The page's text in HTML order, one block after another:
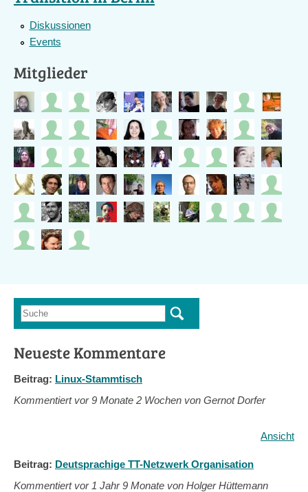
Diskussionen
Events
Mitglieder
Suchformular
Suche
Neueste Kommentare
Beitrag: Linux-Stammtisch
Kommentiert vor9 Monate 2 Wochen von Gernot Dorfer
Ansicht
Beitrag: Deutsprachige TT-Netzwerk Organisation
Kommentiert vor 1 Jahr 9 Monate von Holger Hüttemann